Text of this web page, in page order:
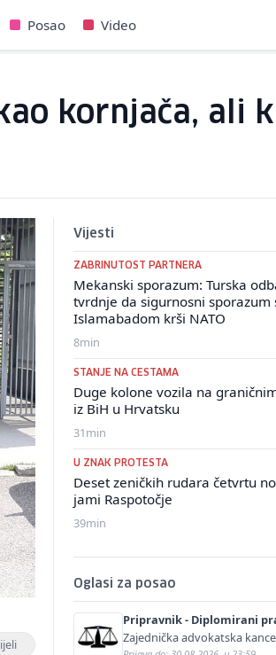
Posao Video
kornjača, ali
Vijesti
ZABRINUTOST PARTNERA
Mekanski sporazum: Turska
tvrdnje da sigurnosni sporazum
Islamabadom krši NATO
8min
STANJE NA CESTAMA
Duge kolone vozila na
iz BiH u Hrvatsku
31min
U ZNAK PROTESTA
Deset zeničkih rudara četvrtu
jami Raspotočje
39min
Oglasi za posao
Pripravnik - Diplomirani
Zajednička advokatska
Kurtović i Adis Kurtović